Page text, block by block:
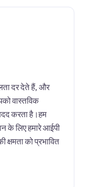
दर देते हैं, और
वास्तविक
करता है।हम
के लिए हमारे आईपी
को प्रभावित